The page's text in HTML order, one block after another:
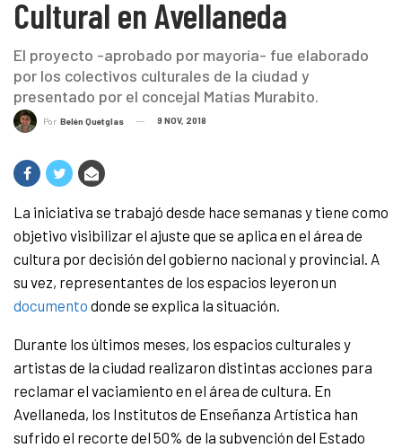
Cultural en Avellaneda
El proyecto -aprobado por mayoría- fue elaborado
por los colectivos culturales de la ciudad y
presentado por el concejal Matías Murabito.
Por Belén Quetglas 9 NOV, 2018
La iniciativa se trabajó desde hace semanas y tiene como
objetivo visibilizar el ajuste que se aplica en el área de
cultura por decisión del gobierno nacional y provincial. A
su vez, representantes de los espacios leyeron un
documento donde se explica la situación.
Durante los últimos meses, los espacios culturales y
artistas de la ciudad realizaron distintas acciones para
reclamar el vaciamiento en el área de cultura. En
Avellaneda, los Institutos de Enseñanza Artística han
sufrido el recorte del 50% de la subvención del Estado